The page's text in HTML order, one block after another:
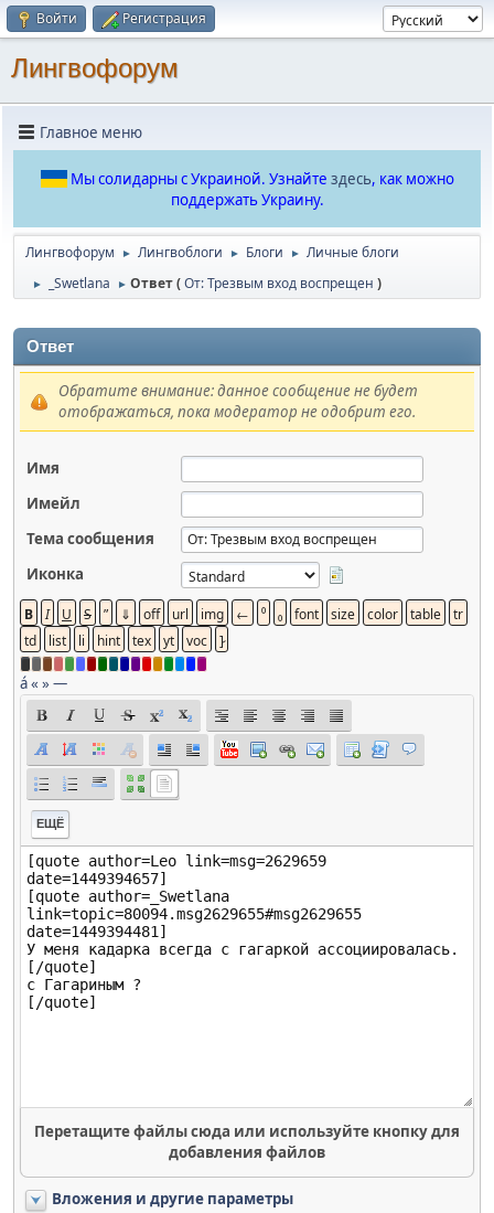
Войти Регистрация
Лингвофорум
Главное меню
Мы солидарны с Украиной. Узнайте здесь, как можно
поддержать Украину.
Лингвофорум ► Лингвоблоги ► Блоги ► Личные блоги
► _Swetlana ► Ответ (От: Трезвым вход воспрещен )
Ответ
Обратите внимание: данное сообщение не будет
отображаться, пока модератор не одобрит его.
Имя
Имейл
Тема сообщения
Иконка
á« »—
ЕЩЁ
Перетащите файлы сюда или используйте кнопку для
добавления файлов
Вложения и другие параметры